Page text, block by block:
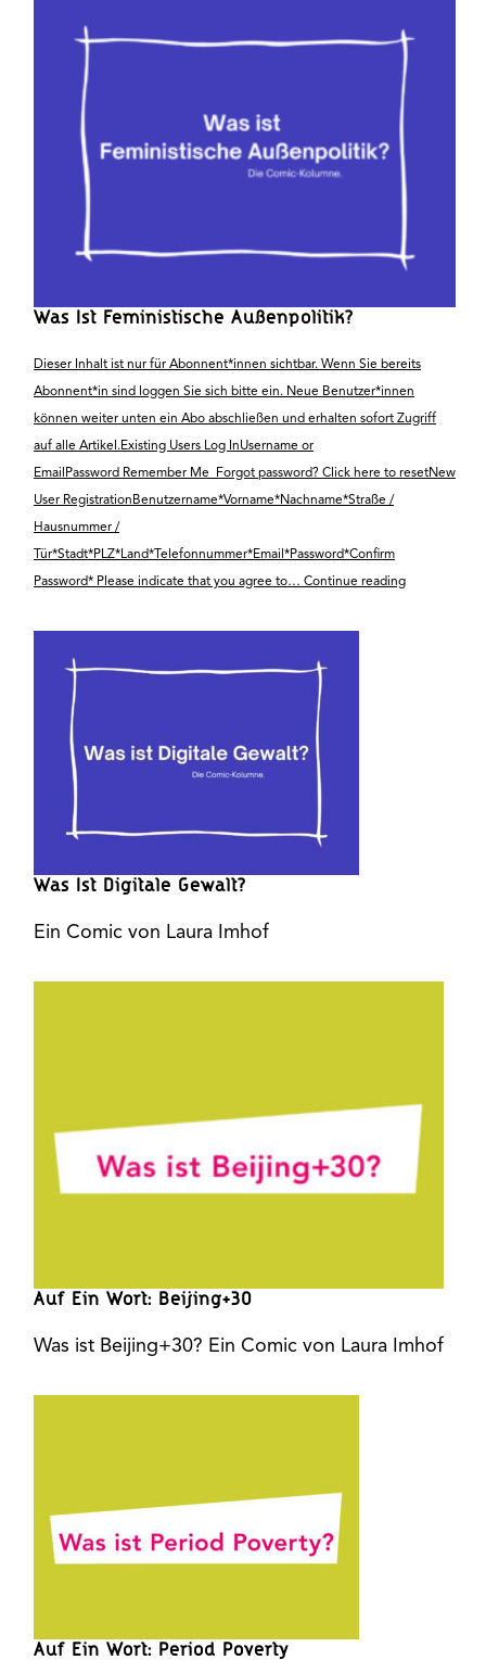
Was Ist Feministische Außenpolitik?
Dieser Inhalt ist nur für Abonnent*innen sichtbar. Wenn Sie bereits
Abonnent*in sind loggen Sie sich bitte ein. Neue Benutzer*innen
können weiter unten ein Abo abschließen und erhalten sofort Zugriff
auf alle Artikel.Existing Users Log InUsername or
EmailPassword Remember Me Forgot password? Click here to resetNew
User RegistrationBenutzername*Vorname*Nachname*Straße /
Hausnummer /
Tür*Stadt*PLZ*Land*Telefonnummer*Email*Password*Confirm
Password* Please indicate that you agree to… Continue readingWas
Was Ist Digitale Gewalt?
Ein Comic von Laura Imhof
Auf Ein Wort: Beijing+30
Was ist Beijing+30? Ein Comic von Laura Imhof
Auf Ein Wort: Period Poverty